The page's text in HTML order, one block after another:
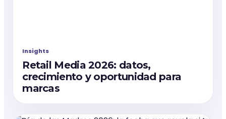
Insights
Retail Media 2026: datos,
crecimiento y oportunidad para
marcas